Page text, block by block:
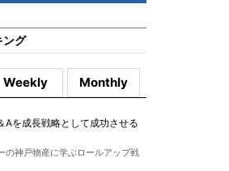
ング
Weekly Monthly
を成長戦略として成功させる
の神戸物産に学ぶロールアップ戦